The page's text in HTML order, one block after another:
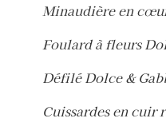
Minaudière en
Foulard à fleurs
Défilé Dolce &
Cuissardes en cuir